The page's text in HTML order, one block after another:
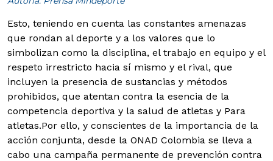
Esto, teniendo en cuenta las constantes amenazas
que rondan al deporte y a los valores que lo
simbolizan como la disciplina, el trabajo en equipo y el
respeto irrestricto hacia sí mismo y el rival, que
incluyen la presencia de sustancias y métodos
prohibidos, que atentan contra la esencia de la
competencia deportiva y la salud de atletas y Para
atletas.Por ello, y conscientes de la importancia de la
acción conjunta, desde la ONAD Colombia se lleva a
cabo una campaña permanente de prevención contra